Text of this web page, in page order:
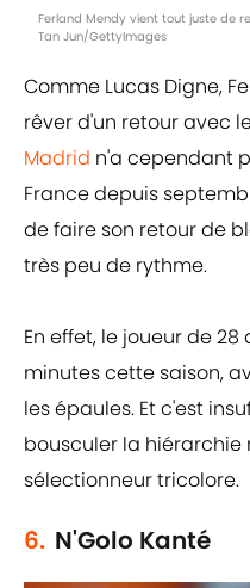
Ferland Mendy vient tout juste de
Tan Jun/GettyImages
Comme Lucas Digne,
rêver d'un retour avec
Madrid n'a cependant
France depuis
de faire son retour de
très peu de rythme.
En effet, le joueur de
minutes cette saison,
les épaules. Et c'est
bousculer la
sélectionneur tricolore.
6. N'Golo Kanté